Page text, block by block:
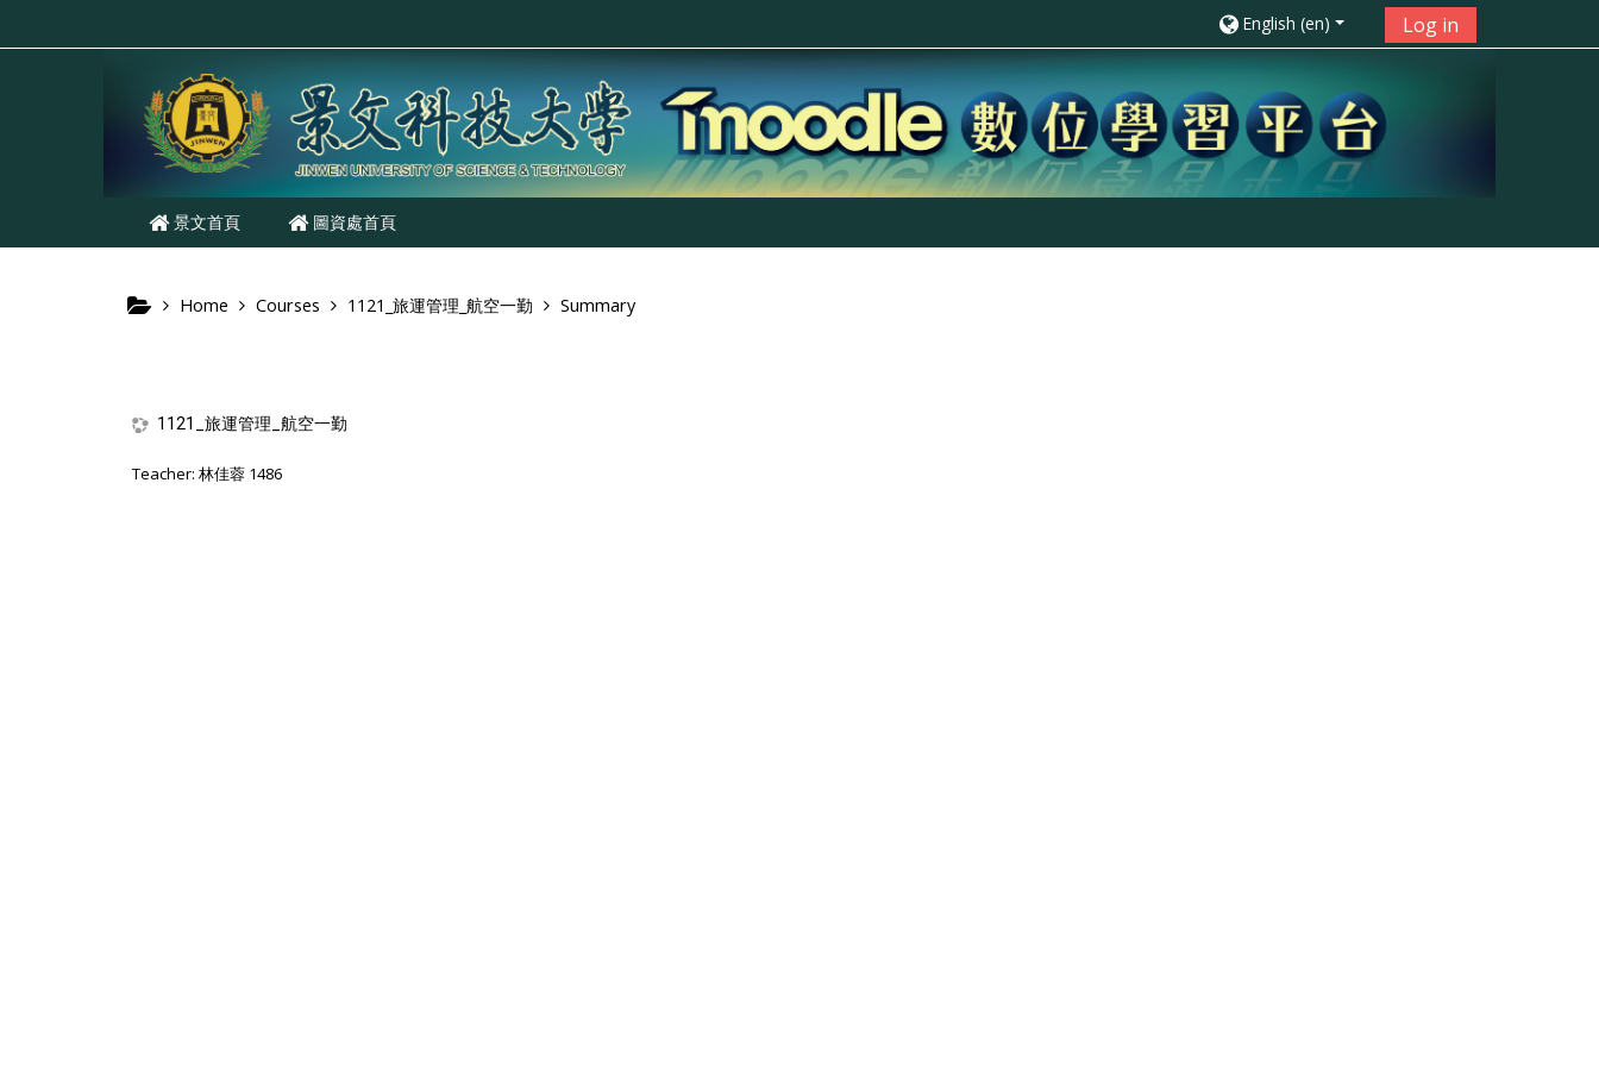
English ‎(en)‎ Log in
景文首頁 圖資處首頁
Home Courses 1121_旅運管理_航空一勤 Summary
1121_旅運管理_航空一勤
Teacher: 林佳蓉 1486